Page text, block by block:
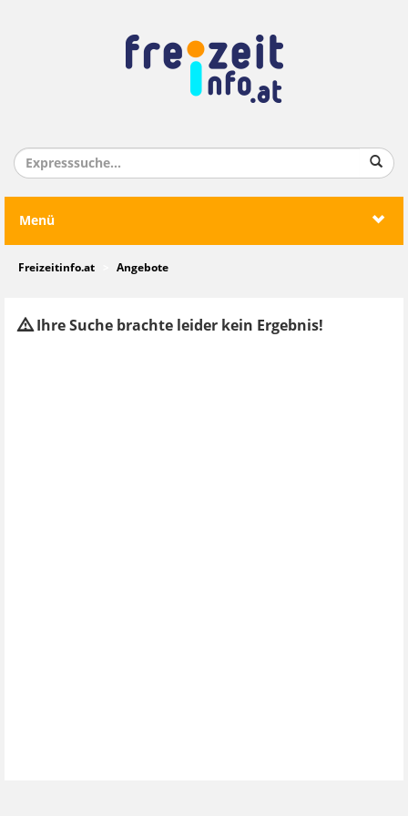
Menü
Freizeitinfo.at Angebote
Ihre Suche brachte leider kein Ergebnis!